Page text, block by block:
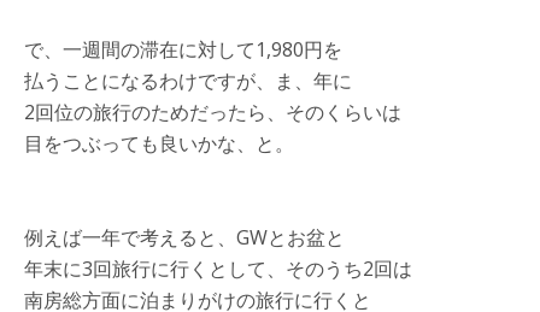
で、一週間の滞在に対して1,980円を
払うことになるわけですが、ま、年に
2回位の旅行のためだったら、そのくらいは
目をつぶっても良いかな、と。
例えば一年で考えると、GWとお盆と
年末に3回旅行に行くとして、そのうち2回は
南房総方面に泊まりがけの旅行に行くと